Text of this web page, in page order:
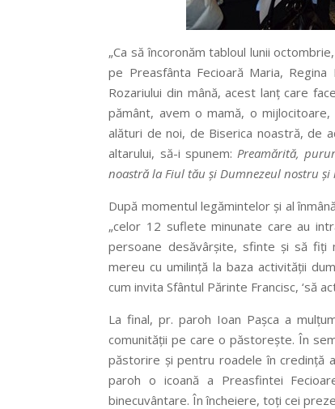
„Ca să încoronăm tabloul lunii
pe Preasfânta Fecioară Maria,
Rozariului din mână, acest lanț care
pământ, avem o mamă, o
alături de noi, de Biserica noastră, de
altarului, să-i spunem: Preamărită,
noastră la Fiul tău și Dumnezeul nostru
După momentul legămintelor și al
„celor 12 suflete minunate care au
persoane desăvârșite, sfinte și să fiți
mereu cu umilință la baza activității
cum invita Sfântul Părinte Francisc, ‘să
La final, pr. paroh Ioan Pașca a
comunității pe care o păstorește. În
păstorire și pentru roadele în credință
paroh o icoană a Preasfintei
binecuvântare. În încheiere, toți cei